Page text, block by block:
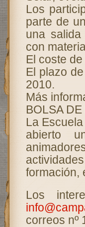
Los
parte de
una
con
El coste
El plazo
2010.
Más
BOLSA
La
abierto
formación,
Los
correos nº